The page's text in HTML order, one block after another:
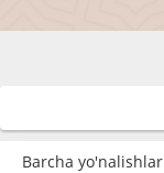
Barcha yo'nalishlar